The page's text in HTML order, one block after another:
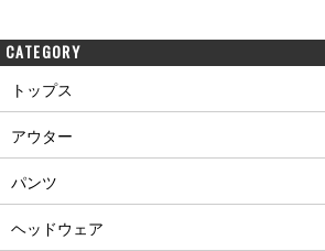
CATEGORY
トップス
アウター
パンツ
ヘッドウェア